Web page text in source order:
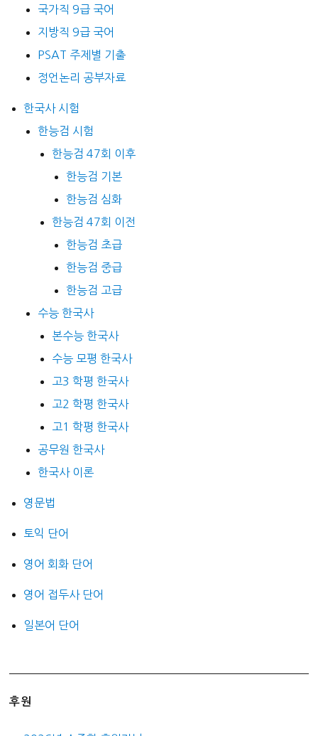
국가직 9급 국어
지방직 9급 국어
PSAT 주제별 기출
정언논리 공부자료
한국사 시험
한능검 시험
한능검 47회 이후
한능검 기본
한능검 심화
한능검 47회 이전
한능검 초급
한능검 중급
한능검 고급
수능 한국사
본수능 한국사
수능 모평 한국사
고3 학평 한국사
고2 학평 한국사
고1 학평 한국사
공무원 한국사
한국사 이론
영문법
토익 단어
영어 회화 단어
영어 접두사 단어
일본어 단어
후원